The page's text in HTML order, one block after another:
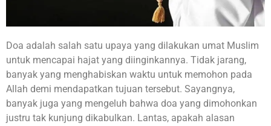
Doa adalah salah satu upaya yang dilakukan umat Muslim
untuk mencapai hajat yang diinginkannya. Tidak jarang,
banyak yang menghabiskan waktu untuk memohon pada
Allah demi mendapatkan tujuan tersebut. Sayangnya,
banyak juga yang mengeluh bahwa doa yang dimohonkan
justru tak kunjung dikabulkan. Lantas, apakah alasan